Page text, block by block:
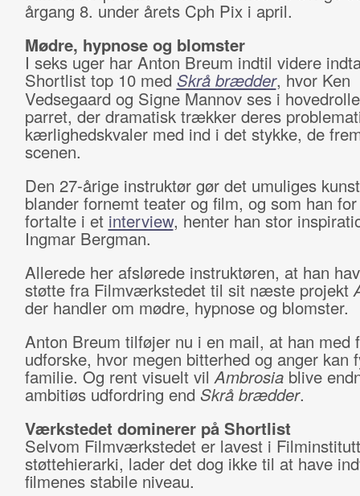
årgang 8. under årets Cph Pix i april.
Mødre, hypnose og blomster
I seks uger har Anton Breum indtil videre
Shortlist top 10 med Skrå brædder, hvor Ken
Vedsegaard og Signe Mannov ses i
parret, der dramatisk trækker deres
kærlighedskvaler med ind i det stykke, de
scenen.
Den 27-årige instruktør gør det umuliges
blander fornemt teater og film, og som han
fortalte i et interview, henter han stor
Ingmar Bergman.
Allerede her afslørede instruktøren, at han
støtte fra Filmværkstedet til sit næste projekt
der handler om mødre, hypnose og blomster.
Anton Breum tilføjer nu i en mail, at han med
udforske, hvor megen bitterhed og anger kan
familie. Og rent visuelt vilAmbrosiablive
ambitiøs udfordring end Skrå brædder.
Værkstedet dominerer på Shortlist
Selvom Filmværkstedet er lavest i
støttehierarki, lader det dog ikke til at have
filmenes stabile niveau.